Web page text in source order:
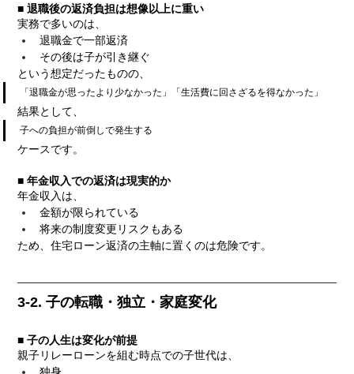
■ 退職後の返済負担は想像以上に重い
実務で多いのは、
退職金で一部返済
その後は子が引き継ぐ
という想定だったものの、
「退職金が思ったより少なかった」「生活費に回さざるを得なかった」
結果として、
子への負担が前倒しで発生する
ケースです。
■ 年金収入での返済は現実的か
年金収入は、
金額が限られている
将来の制度変更リスクもある
ため、住宅ローン返済の主軸に置くのは危険です。
3-2. 子の転職・独立・家庭変化
■ 子の人生は変化が前提
親子リレーローンを組む時点での子世代は、
独身